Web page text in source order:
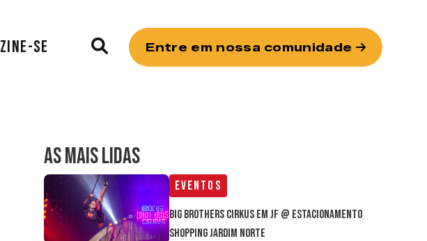
ZINE-SE Entre em nossa comunidade
AS MAIS LIDAS
Eventos
Big Brothers Cirkus em JF @ estacionamento
Shopping Jardim Norte